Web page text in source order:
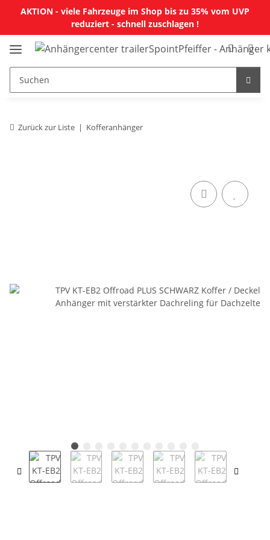
AKTION - viele Fahrzeuge im Shop bis zu 35% vom UVP
reduziert - schnell zuschlagen !
Zurück zur Liste Kofferanhänger